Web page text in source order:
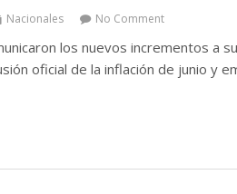
Nacionales No Comment
los nuevos incrementos a
oficial de la inflación de junio y